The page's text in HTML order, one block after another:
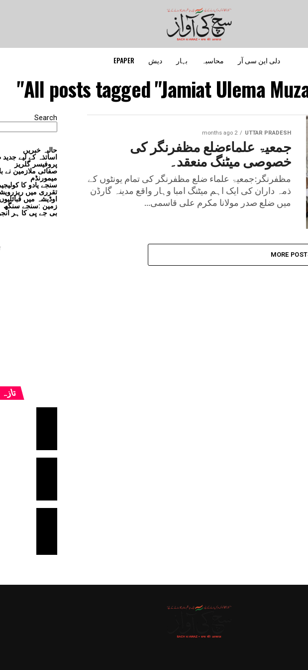
دلی این سی آر محاسبہ بہار دیش EPAPER
All posts tagged "Jamiat Ulema
UTTAR PRADESH
2 months ago
جمعیۃ علماءضلع مظفرنگر کی
خصوصی میٹنگ منعقد۔
مظفرنگر:جمعیۃ علماء ضلع مظفرنگر کی تمام یونٹوں کے
ذمہ داران کی ایک اہم میٹنگ امبا وہار واقع مدینہ گارڈن
میں ضلع صدر مولانا مکرم علی قاسمی...
MORE
Search
حالیہ خبریں
اساتذہ کے لیے
پروفیسر گلریز
صفائی ملازمین نے
میمورنڈم
سنجے یادو کا
تقرری میں
زمین :سنجے سنگھ
بی جے پی کا ہر